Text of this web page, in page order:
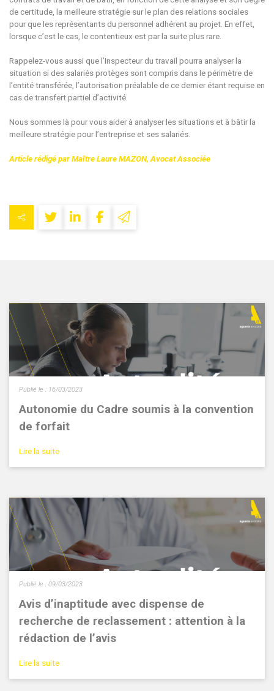
de certitude, la meilleure stratégie sur le plan des relations sociales
pour que les représentants du personnel adhérent au projet. En effet,
lorsque c’est le cas, le contentieux est par la suite plus rare.
Rappelez-vous aussi que l’Inspecteur du travail pourra analyser la
situation si des salariés protèges sont compris dans le périmètre de
l’entité transférée, l’autorisation préalable de ce dernier étant requise en
cas de transfert partiel d’activité.
Nous sommes là pour vous aider à analyser les situations et à bâtir la
meilleure stratégie pour l’entreprise et ses salariés.
Article rédigé par Maître Laure MAZON, Avocat Associée
Autonomie du Cadre soumis à la convention
de forfait
Publié le : 16/03/2023
Lire la suite
Avis d’inaptitude avec dispense de
recherche de reclassement : attention à la
rédaction de l’avis
Publié le : 09/03/2023
Lire la suite